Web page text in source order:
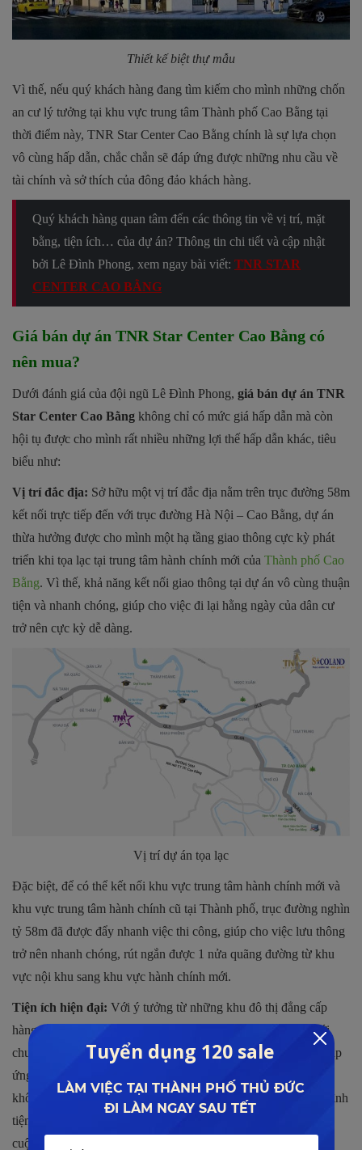
Thiết kế biệt thự mẫu
Vì thế, nếu quý khách hàng đang tìm kiếm cho mình những chốn
an cư lý tưởng tại khu vực trung tâm Thành phố Cao Bằng tại
thời điểm này, TNR Star Center Cao Bằng chính là sự lựa chọn
vô cùng hấp dẫn, chắc chắn sẽ đáp ứng được những nhu cầu về
tài chính và sở thích của đông đảo khách hàng.
Quý khách hàng quan tâm đến các thông tin về vị trí, mặt
bằng, tiện ích… của dự án? Thông tin chi tiết và cập nhật
bởi Lê Đình Phong, xem ngay bài viết: TNR STAR
CENTER CAO BẰNG
Giá bán dự án TNR Star Center Cao Bằng có
nên mua?
Dưới đánh giá của đội ngũ Lê Đình Phong, giá bán dự án TNR
Star Center Cao Bằng không chỉ có mức giá hấp dẫn mà còn
hội tụ được cho mình rất nhiều những lợi thế hấp dẫn khác, tiêu
biểu như:
Vị trí đắc địa: Sở hữu một vị trí đắc địa nằm trên trục đường 58m
kết nối trực tiếp đến với trục đường Hà Nội – Cao Bằng, dự án
thừa hưởng được cho mình một hạ tầng giao thông cực kỳ phát
triển khi tọa lạc tại trung tâm hành chính mới của Thành phố Cao
Bằng. Vì thế, khả năng kết nối giao thông tại dự án vô cùng thuận
tiện và nhanh chóng, giúp cho việc đi lại hằng ngày của dân cư
trở nên cực kỳ dễ dàng.
Vị trí dự án tọa lạc
Đặc biệt, để có thể kết nối khu vực trung tâm hành chính mới và
khu vực trung tâm hành chính cũ tại Thành phố, trục đường nghìn
tỷ 58m đã được đẩy nhanh việc thi công, giúp cho việc lưu thông
trở nên nhanh chóng, rút ngắn được 1 nửa quãng đường từ khu
vực nội khu sang khu vực hành chính mới.
Tiện ích hiện đại: Với ý tưởng từ những khu đô thị đẳng cấp
hàng đầu trên thế giới, dự án sẽ được chủ đầu tư xây dựng với
chuỗi tiện ích, dịch vụ vô cùng hiện đại và cao cấp để có thể đáp
ứng được những yêu cầu thiết yếu của dân cư. Cùng với đó là
không gian xanh rộng lớn được thiết kế hài hòa với các công trình
tiện ích, chắc chắn sẽ giúp cho dân cư có được cho mình một
cuộc sống hoàn hảo.